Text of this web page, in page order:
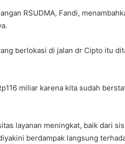
RSUDMA, Fandi,
berlokasi di jalan dr Cipto itu
miliar karena kita sudah
layanan meningkat, baik dari
berdampak langsung